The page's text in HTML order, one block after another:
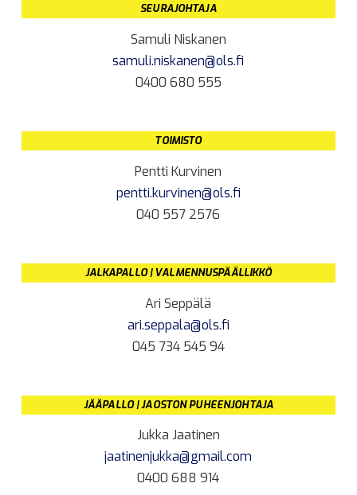
SEURAJOHTAJA
Samuli Niskanen
samuli.niskanen@ols.fi
0400 680 555
TOIMISTO
Pentti Kurvinen
pentti.kurvinen@ols.fi
040 557 2576
JALKAPALLO | VALMENNUSPÄÄLLIKKÖ
Ari Seppälä
ari.seppala@ols.fi
045 734 545 94
JÄÄPALLO | JAOSTON PUHEENJOHTAJA
Jukka Jaatinen
jaatinenjukka@gmail.com
0400 688 914